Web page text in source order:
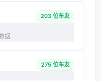
203 位车友
据
275 位车友